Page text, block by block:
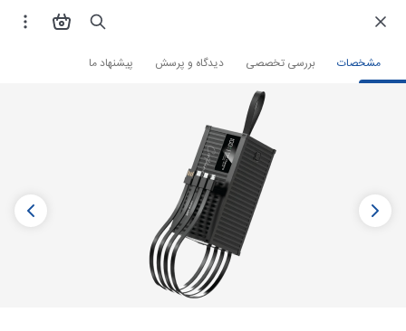
مشخصات بررسی تخصصی دیدگاه و پرسش پیشنهاد ما فروشگاه اینترنتی لوازم جانبی و قطعات موبایل پاوربانک پاوربانک گرین لاین